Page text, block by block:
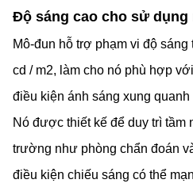
Độ sáng cao cho sử
Mô-đun hỗ trợ phạm vi độ
cd / m2, làm cho nó phù hợp
điều kiện ánh sáng xung quanh
Nó được thiết kế để duy trì tầm
trường như phòng chẩn đoán
điều kiện chiếu sáng có thể